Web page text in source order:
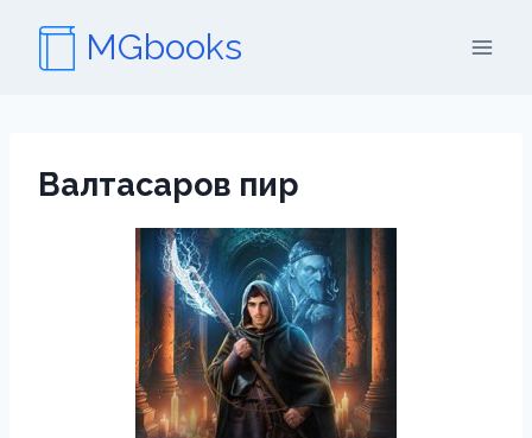
содержимому
MGbooks
Валтасаров пир